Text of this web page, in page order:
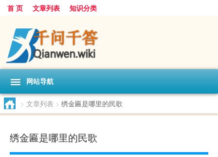
首 页 文章列表 知识分类
网站导航
> 文章列表 > 绣金匾是哪里的民歌
绣金匾是哪里的民歌